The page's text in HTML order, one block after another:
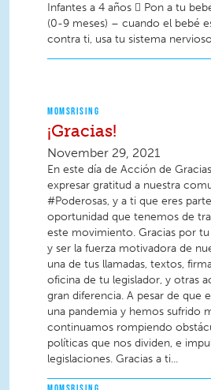
Infantes a 4 años  Pon a tu
(0-9 meses) – cuando el bebé
contra ti, usa tu sistema
MOMSRISING
¡Gracias!
November 29, 2021
En este día de Acción de
expresar gratitud a nuestra
#Poderosas, y a ti que eres
oportunidad que tenemos de
este movimiento. Gracias por
y ser la fuerza motivadora de
una de tus llamadas, textos,
oficina de tu legislador, y otras
gran diferencia. A pesar de que
una pandemia y hemos sufrido
continuamos rompiendo
políticas que nos dividen, e
legislaciones. Gracias a ti...